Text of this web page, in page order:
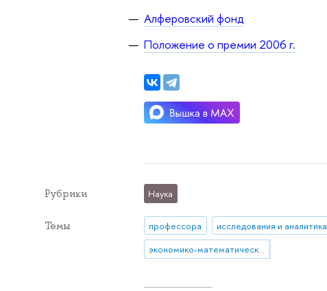
Алферовский фонд
Положение о премии 2006 г.
Рубрики Наука
Темы профессора исследования и аналитика
экономико-математические исследования